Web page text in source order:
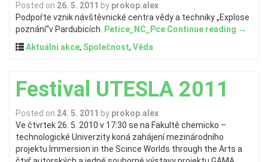
Posted on 26. 5. 2011 by prokop.alex
Podpořte vznik návštěvnické centra vědy a techniky „Explose
poznání“v Pardubicích.
Petice_NC_Pce Continue reading →
Aktuální akce, Společnost, Věda
Festival UTESLA 2011
Posted on 24. 5. 2011 by prokop.alex
Ve čtvrtek 26. 5. 2010 v 17:30 se na Fakultě chemicko –
technologické Univerzity koná zahájení mezinárodního
projektu Immersion in the Scince Worlds through the Arts a